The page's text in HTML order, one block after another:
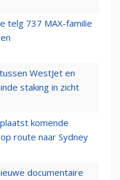
telg 737 MAX-familie
WestJet en
staking in zicht
komende
route naar Sydney
documentaire